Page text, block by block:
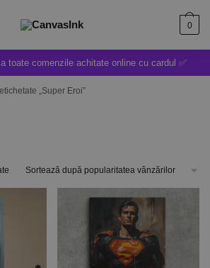
0
toate comenzile achitate online cu cardul ✅
„Super Eroi”